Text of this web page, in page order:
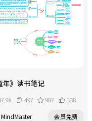
年》读书笔记
497 987
338
MindMaster
会员免费